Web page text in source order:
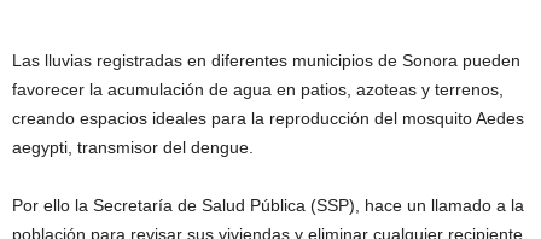
Las lluvias registradas en diferentes municipios de Sonora pueden
favorecer la acumulación de agua en patios, azoteas y terrenos,
creando espacios ideales para la reproducción del mosquito Aedes
aegypti, transmisor del dengue.
Por ello la Secretaría de Salud Pública (SSP), hace un llamado a la
población para revisar sus viviendas y eliminar cualquier recipiente